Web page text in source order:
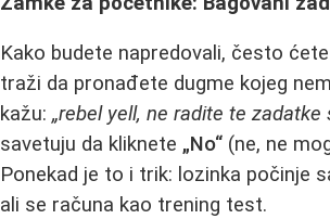
Kako budete napredovali, često
traži da pronađete dugme kojeg
kažu:„rebel yell, ne radite te zadatke
savetuju da kliknete „No“ (ne, ne
Ponekad je to i trik: lozinka počinje
ali se računa kao trening test.